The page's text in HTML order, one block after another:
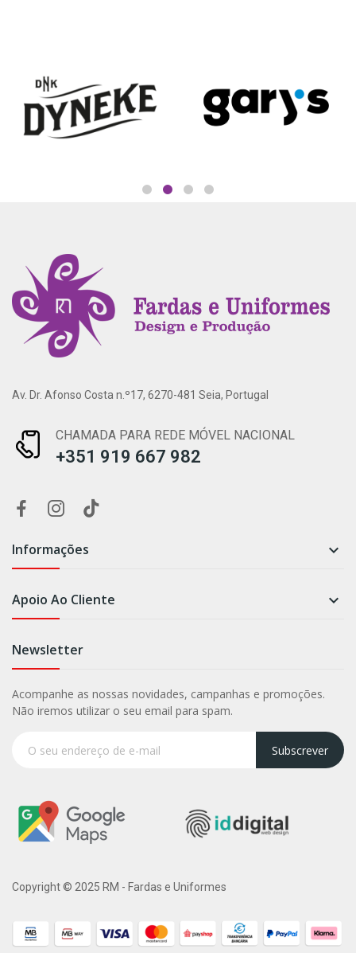
Av. Dr. Afonso Costa n.º17, 6270-481 Seia, Portugal
CHAMADA PARA REDE MÓVEL NACIONAL
+351 919 667 982
Informações 
Apoio Ao Cliente 
Newsletter
Acompanhe as nossas novidades, campanhas e promoções.
Não iremos utilizar o seu email para spam.
Subscrever
Copyright © 2025 RM - Fardas e Uniformes